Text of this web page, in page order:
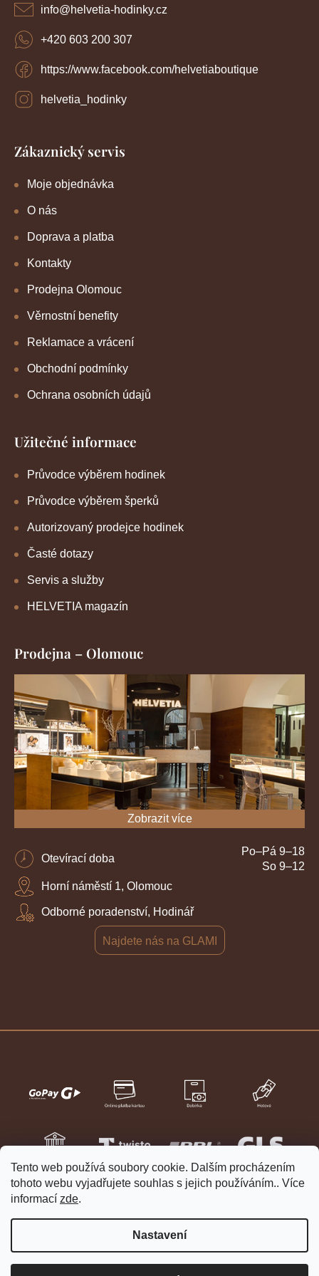
Tento web používá soubory cookie. Dalším procházením
tohoto webu vyjadřujete souhlas s jejich používáním.. Více
informací zde.
Nastavení
info@helvetia-hodinky.cz
https://www.facebook.com/helvetiaboutique
helvetia_hodinky
+420 603 200 307
Zákaznický servis
Moje objednávka
O nás
Doprava a platba
Kontakty
Prodejna Olomouc
Věrnostní benefity
Reklamace a vrácení
Obchodní podmínky
Ochrana osobních údajů
Užitečné informace
Průvodce výběrem hodinek
Průvodce výběrem šperků
Autorizovaný prodejce hodinek
Časté dotazy
Servis a služby
HELVETIA magazín
Prodejna – Olomouc
Zobrazit více
Otevírací doba
Po–Pá 9–18
So 9–12
Horní náměstí 1, Olomouc
Odborné poradenství, Hodinář
Najdete nás na GLAMI
Vytvořil Shoptet